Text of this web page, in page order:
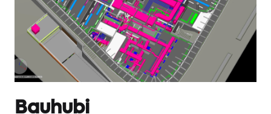
Bauhubi